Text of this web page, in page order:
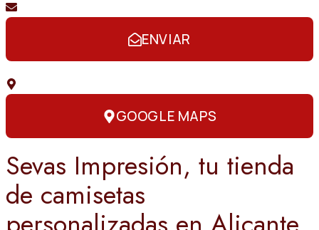
ENVIAR
GOOGLE MAPS
Sevas Impresión, tu tienda
de camisetas